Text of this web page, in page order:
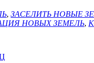
, ЗАСЕЛИТЬ НОВЫЕ
НОВЫХ ЗЕМЕЛЬ,